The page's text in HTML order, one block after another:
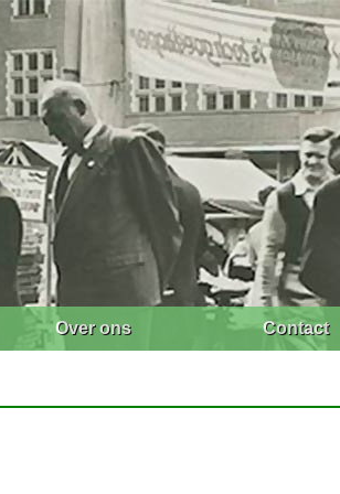
Over ons Contact